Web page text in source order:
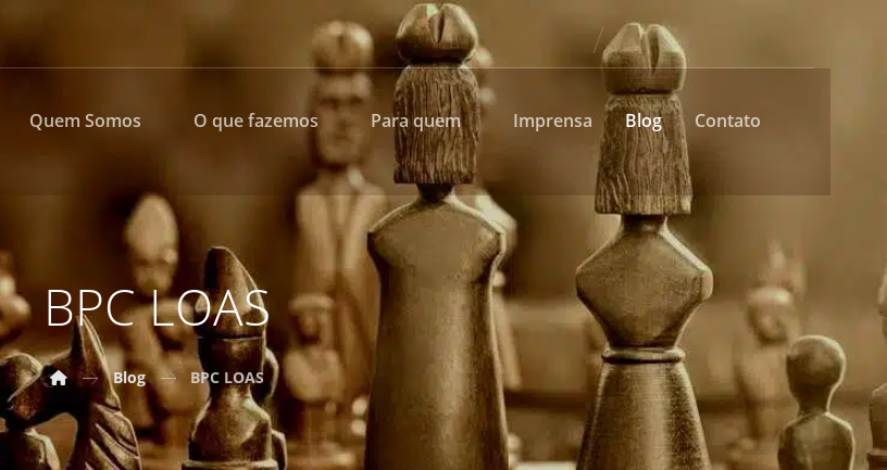
Quem Somos O que fazemos Para quem Imprensa Blog Contato
BPC LOAS
Blog BPC LOAS